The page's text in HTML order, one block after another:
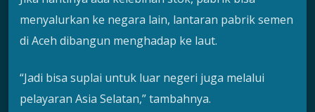
menyalurkan ke negara lain, lantaran pabrik semen
di Aceh dibangun menghadap ke laut.
“Jadi bisa suplai untuk luar negeri juga melalui
pelayaran Asia Selatan,” tambahnya.